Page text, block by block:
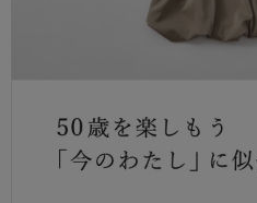
PRE ORDER